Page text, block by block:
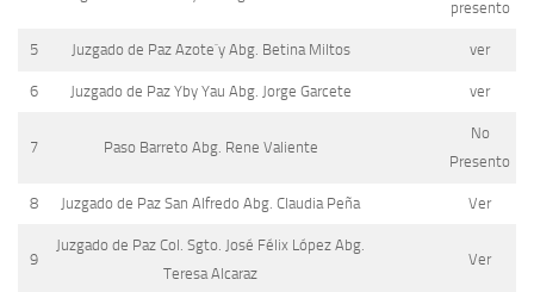
presento
5 Juzgado de Paz Azote`y Abg. Betina Miltos ver
6 Juzgado de Paz Yby Yau Abg. Jorge Garcete ver
7 Paso Barreto Abg. Rene Valiente
No
Presento
8 Juzgado de Paz San Alfredo Abg. Claudia Peña Ver
9
Juzgado de Paz Col. Sgto. José Félix López Abg.
Teresa Alcaraz
Ver